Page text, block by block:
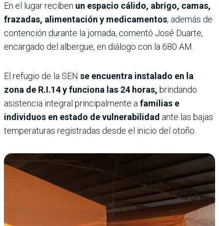
En el lugar reciben un espacio cálido, abrigo, camas,
frazadas, alimentación y medicamentos, además de
contención durante la jornada, comentó José Duarte,
encargado del albergue, en diálogo con la 680 AM.
El refugio de la SEN se encuentra instalado en la
zona de R.I.14 y funciona las 24 horas, brindando
asistencia integral principalmente a familias e
individuos en estado de vulnerabilidad ante las bajas
temperaturas registradas desde el inicio del otoño.